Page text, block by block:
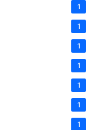
1
1
1
1
1
1
1